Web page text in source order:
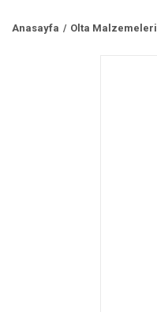
Anasayfa Olta Malzemeleri